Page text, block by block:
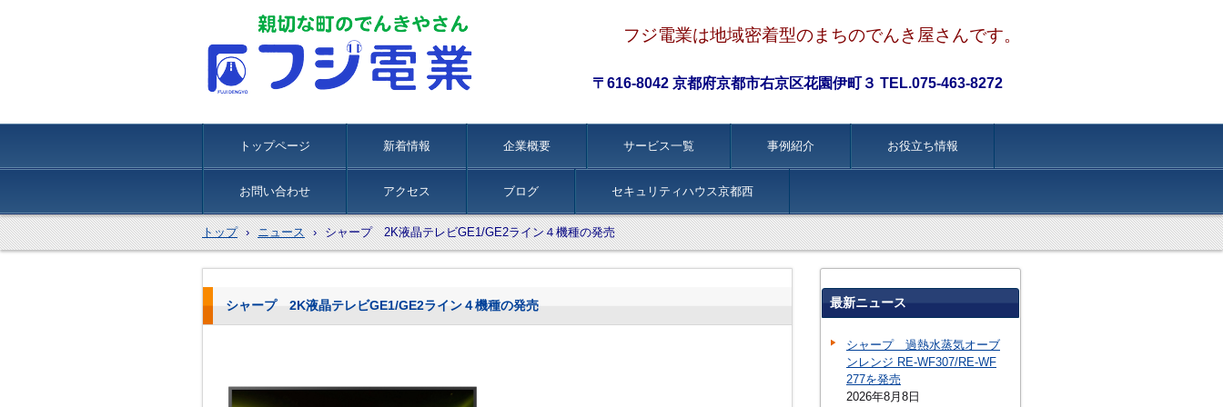
フジ電業は地域密着型のまちのでんき屋さんです。
〒616-8042 京都府京都市右京区花園伊町３ TEL.075-463-8272
トップページ 新着情報 企業概要 サービス一覧 事例紹介 お役立ち情報
お問い合わせ アクセス ブログ セキュリティハウス京都西
トップ › ニュース › シャープ 2K液晶テレビGE1/GE2ライン４機種の発売
シャープ 2K液晶テレビGE1/GE2ライン４機種の発売 最新ニュース
シャープ 過熱水蒸気オーブ
ンレンジ RE-WF307/RE-WF
277を発売
2026年8月8日